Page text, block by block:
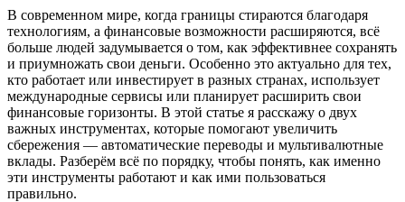
В современном мире, когда границы стираются благодаря
технологиям, а финансовые возможности расширяются, всё
больше людей задумывается о том, как эффективнее сохранять
и приумножать свои деньги. Особенно это актуально для тех,
кто работает или инвестирует в разных странах, использует
международные сервисы или планирует расширить свои
финансовые горизонты. В этой статье я расскажу о двух
важных инструментах, которые помогают увеличить
сбережения — автоматические переводы и мультивалютные
вклады. Разберём всё по порядку, чтобы понять, как именно
эти инструменты работают и как ими пользоваться
правильно.